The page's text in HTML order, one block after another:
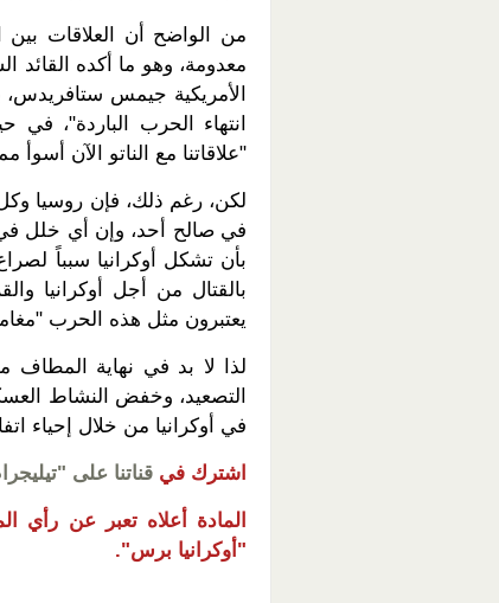
من الواضح أن العلاقات بين
معدومة، وهو ما أكده القائد
الأمريكية جيمس ستافريدس،
انتهاء الحرب الباردة"، في
"علاقاتنا مع الناتو الآن
لكن، رغم ذلك، فإن روسيا
في صالح أحد، وإن أي خلل في
بأن تشكل أوكرانيا سبباً
يعتبرون مثل هذه الحرب
لذا لا بد في نهاية
التصعيد، وخفض النشاط
في أوكرانيا من خلال إحياء
اشترك في قناتنا على
المادة أعلاه تعبر عن رأي
"أوكرانيا برس".